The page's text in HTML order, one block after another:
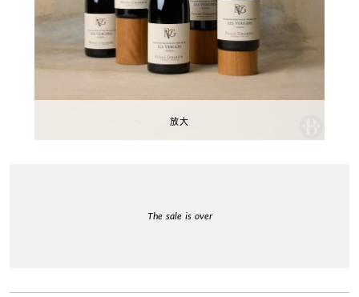
放大
The sale is over